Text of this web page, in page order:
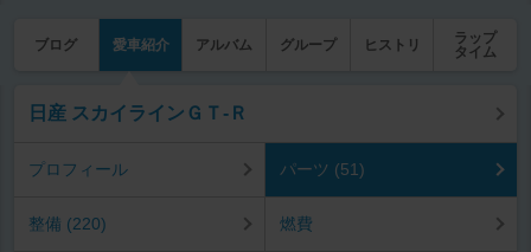
ブログ 愛車紹介 アルバム グループ ヒストリ
ラップ
タイム
日産 スカイラインＧＴ‐Ｒ
プロフィール パーツ (51)
整備 (220) 燃費